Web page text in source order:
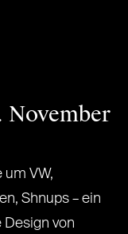
November
um VW,
Shnups – ein
Design von